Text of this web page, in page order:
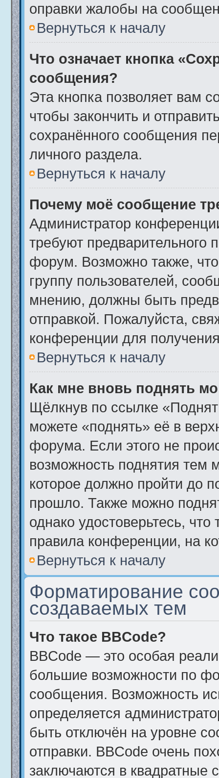
оправки жалобы на
Вернуться к началу
Что означает кнопка
сообщения?
Эта кнопка позволяет вам
чтобы закончить и
сохранённого сообщения
личного раздела.
Вернуться к началу
Почему моё сообщение
Администратор
требуют предварительного
форум. Возможно также,
группу пользователей,
мнению, должны быть
отправкой. Пожалуйста,
конференции для
Вернуться к началу
Как мне вновь поднять
Щёлкнув по ссылке
можете «поднять» её в
форума. Если этого не
возможность поднятия тем
которое должно пройти до
прошло. Также можно
однако удостоверьтесь,
правила конференции, на
Вернуться к началу
Форматирование
создаваемых тем
Что такое BBCode?
BBCode — это особая
большие возможности по
сообщения. Возможность
определяется
быть отключён на уровне
отправки. BBCode очень
заключаются в квадратные